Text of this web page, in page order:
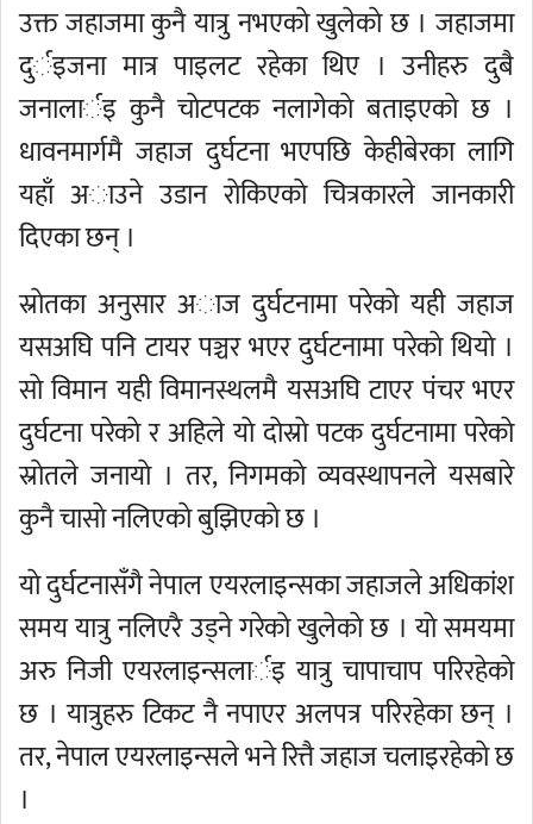
उक्त जहाजमा कुनै यात्रु नभएकाे खुलेकाे छ । जहाजमा
दुर्इजना मात्र पाइलट रहेका थिए । उनीहरु दुबै
जनालार्इ कुनै चाेटपटक नलागेकाे बताइएकाे छ ।
धावनमार्गमै जहाज दुर्घटना भएपछि केहीबेरका लागि
यहाँ अाउने उडान राेकिएकाे चित्रकारले जानकारी
दिएका छन् ।
स्राेतका अनुसार अाज दुर्घटनामा परेकाे यही जहाज
यसअघि पनि टायर पञ्चर भएर दुर्घटनामा परेकाे थियाे ।
साे विमान यही विमानस्थलमै यसअघि टाएर पंचर भएर
दुर्घटना परेकाे र अहिले याे दाेस्राे पटक दुर्घटनामा परेकाे
स्राेतले जनायाे । तर, निगमकाे व्यवस्थापनले यसबारे
कुनै चासाे नलिएकाे बुझिएकाे छ ।
याे दुर्घटनासँगै नेपाल एयरलाइन्सका जहाजले अधिकांश
समय यात्रु नलिएरै उड्ने गरेकाे खुलेकाे छ । याे समयमा
अरु निजी एयरलाइन्सलार्इ यात्रु चापाचाप परिरहेकाे
छ । यात्रुहरु टिकट नै नपाएर अलपत्र परिरहेका छन् ।
तर, नेपाल एयरलाइन्सले भने रित्तै जहाज चलाइरहेकाे छ
।